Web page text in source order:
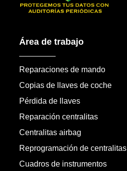
Área de trabajo
Reparaciones de mando
Copias de llaves de coche
Pérdida de llaves
Reparación centralitas
Centralitas airbag
Reprogramación de centralitas
Cuadros de instrumentos